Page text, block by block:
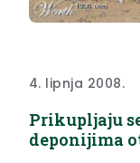
4. lipnja 2008.
Prikupljaju
deponijima